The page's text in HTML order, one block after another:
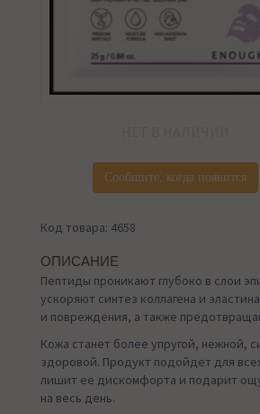
Сообщите, когда появится
Код товара: 4658
ОПИСАНИЕ
Пептиды проникают глубоко в слои
ускоряют синтез коллагена и
и повреждения, а также
Кожа станет более упругой, нежной,
здоровой. Продукт подойдет для
лишит ее дискомфорта и подарит
на весь день.